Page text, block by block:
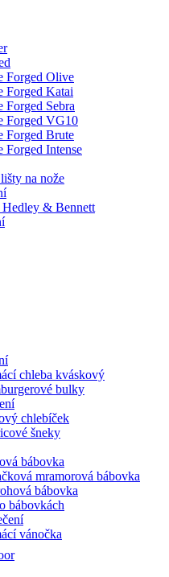
Forged Olive
Forged Katai
Forged Sebra
Forged VG10
Forged Brute
Forged Intense
na nože
Hedley & Bennett
chleba kváskový
bulky
chlebíček
šneky
bábovka
mramorová bábovka
bábovka
bábovkách
vánočka